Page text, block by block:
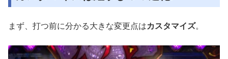
まず、打つ前に分かる大きな変更点はカスタマイズ。